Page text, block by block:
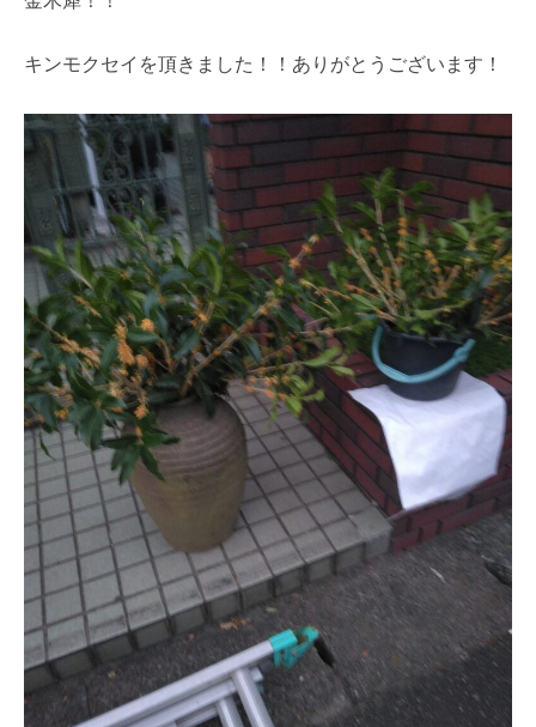
キンモクセイを頂きました！！ありがとうございます！